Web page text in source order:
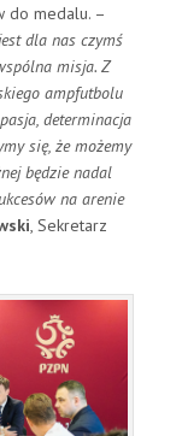
do medalu. –
dla nas czymś
misja. Z
ampfutbolu
determinacja
się, że możemy
będzie nadal
na arenie
, Sekretarz